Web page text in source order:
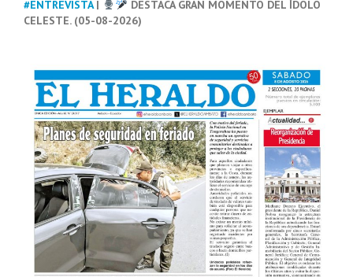
#ENTREVISTA|
DESTACA GRAN MOMENTO DEL ÍDOLO
CELESTE. (05-08-2026)